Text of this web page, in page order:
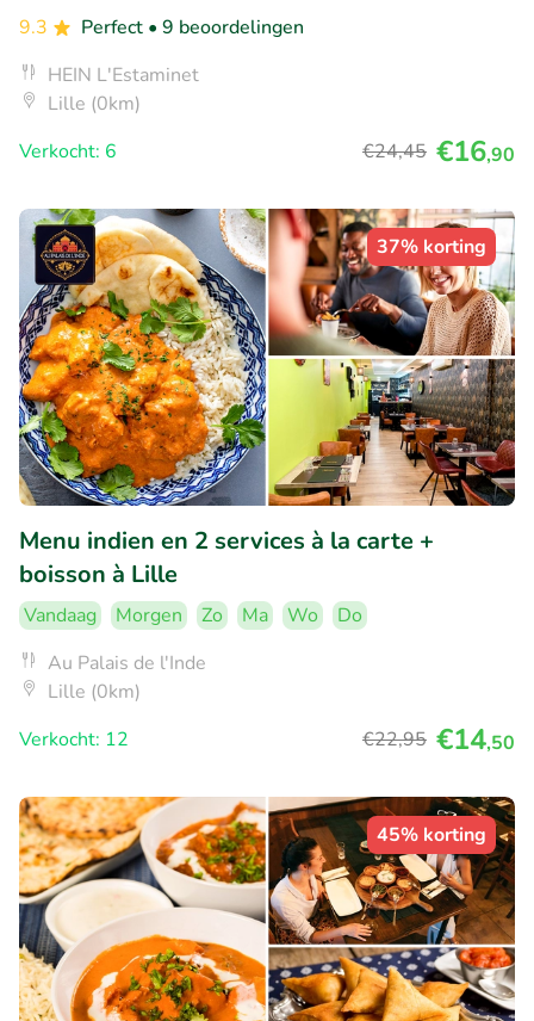
9.3
Perfect • 9 beoordelingen
HEIN L'Estaminet
Lille (0km)
Verkocht: 6
€24,45 €16,90
37% korting
Menu indien en 2 services à la carte +
boisson à Lille
Vandaag Morgen Zo Ma Wo
Do
Au Palais de l'Inde
Lille (0km)
Verkocht: 12
€22,95 €14,50
45% korting